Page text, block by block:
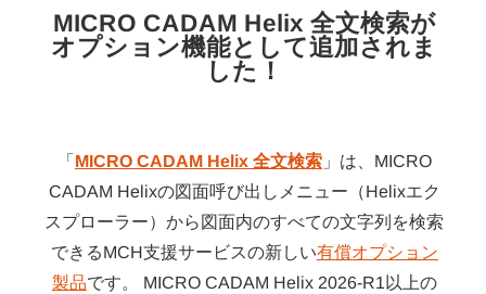
MICRO CADAM Helix 全文検索が
オプション機能として追加されま
した！
「 MICRO CADAM Helix 全文検索」は、MICRO
CADAM Helixの図面呼び出しメニュー（Helixエク
スプローラー）から図面内のすべての文字列を検索
できるMCH支援サービスの新しい有償オプション
製品です。 MICRO CADAM Helix 2026-R1以上の